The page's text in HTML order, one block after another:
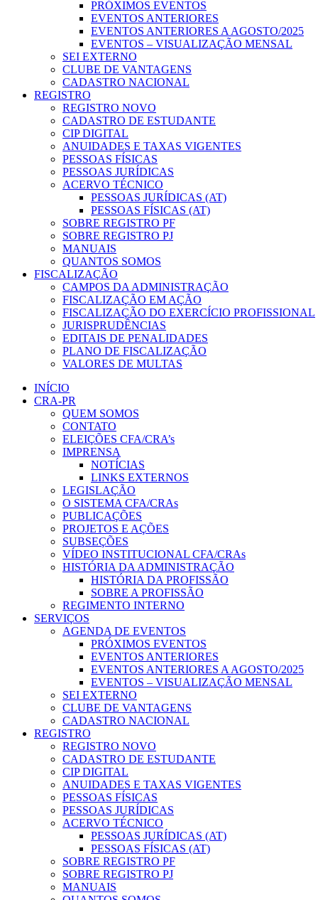
PRÓXIMOS EVENTOS
EVENTOS ANTERIORES
EVENTOS ANTERIORES A AGOSTO/2025
EVENTOS – VISUALIZAÇÃO MENSAL
SEI EXTERNO
CLUBE DE VANTAGENS
CADASTRO NACIONAL
REGISTRO
REGISTRO NOVO
CADASTRO DE ESTUDANTE
CIP DIGITAL
ANUIDADES E TAXAS VIGENTES
PESSOAS FÍSICAS
PESSOAS JURÍDICAS
ACERVO TÉCNICO
PESSOAS JURÍDICAS (AT)
PESSOAS FÍSICAS (AT)
SOBRE REGISTRO PF
SOBRE REGISTRO PJ
MANUAIS
QUANTOS SOMOS
FISCALIZAÇÃO
CAMPOS DA ADMINISTRAÇÃO
FISCALIZAÇÃO EM AÇÃO
FISCALIZAÇÃO DO EXERCÍCIO PROFISSIONAL
JURISPRUDÊNCIAS
EDITAIS DE PENALIDADES
PLANO DE FISCALIZAÇÃO
VALORES DE MULTAS
INÍCIO
CRA-PR
QUEM SOMOS
CONTATO
ELEIÇÕES CFA/CRA’s
IMPRENSA
NOTÍCIAS
LINKS EXTERNOS
LEGISLAÇÃO
O SISTEMA CFA/CRAs
PUBLICAÇÕES
PROJETOS E AÇÕES
SUBSEÇÕES
VÍDEO INSTITUCIONAL CFA/CRAs
HISTÓRIA DA ADMINISTRAÇÃO
HISTÓRIA DA PROFISSÃO
SOBRE A PROFISSÃO
REGIMENTO INTERNO
SERVIÇOS
AGENDA DE EVENTOS
PRÓXIMOS EVENTOS
EVENTOS ANTERIORES
EVENTOS ANTERIORES A AGOSTO/2025
EVENTOS – VISUALIZAÇÃO MENSAL
SEI EXTERNO
CLUBE DE VANTAGENS
CADASTRO NACIONAL
REGISTRO
REGISTRO NOVO
CADASTRO DE ESTUDANTE
CIP DIGITAL
ANUIDADES E TAXAS VIGENTES
PESSOAS FÍSICAS
PESSOAS JURÍDICAS
ACERVO TÉCNICO
PESSOAS JURÍDICAS (AT)
PESSOAS FÍSICAS (AT)
SOBRE REGISTRO PF
SOBRE REGISTRO PJ
MANUAIS